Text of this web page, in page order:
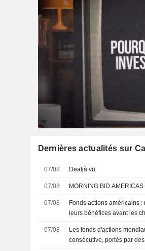
Dernières actualités sur
07/08 Dealjà vu
07/08 MORNING BID
07/08
Fonds actions américains
leurs bénéfices avant les
07/08
Les fonds d'actions
consécutive, portés par